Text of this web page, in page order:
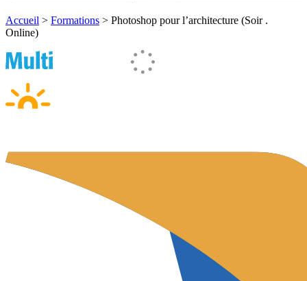
Accueil > Formations > Photoshop pour l’architecture (Soir .
Online)